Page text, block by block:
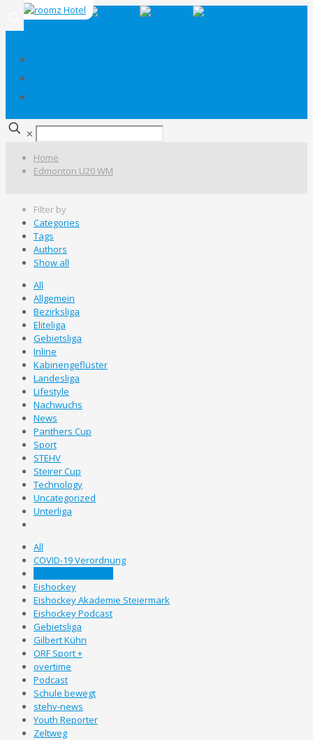
✕
Home
Edmonton U20 WM
Filter by
Categories
Tags
Authors
Show all
All
Allgemein
Bezirksliga
Eliteliga
Gebietsliga
Inline
Kabinengeflüster
Landesliga
Lifestyle
Nachwuchs
News
Panthers Cup
Sport
STEHV
Steirer Cup
Technology
Uncategorized
Unterliga
All
COVID-19 Verordnung
Eishockey
Eishockey Akademie Steiermark
Eishockey Podcast
Gebietsliga
Gilbert Kühn
ORF Sport +
overtime
Podcast
Schule bewegt
stehv-news
Youth Reporter
Zeltweg